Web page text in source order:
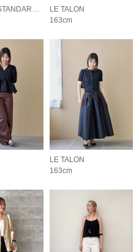
JOURNAL STANDARD relume LADYS
LE TALON
163cm
LE TALON
163cm